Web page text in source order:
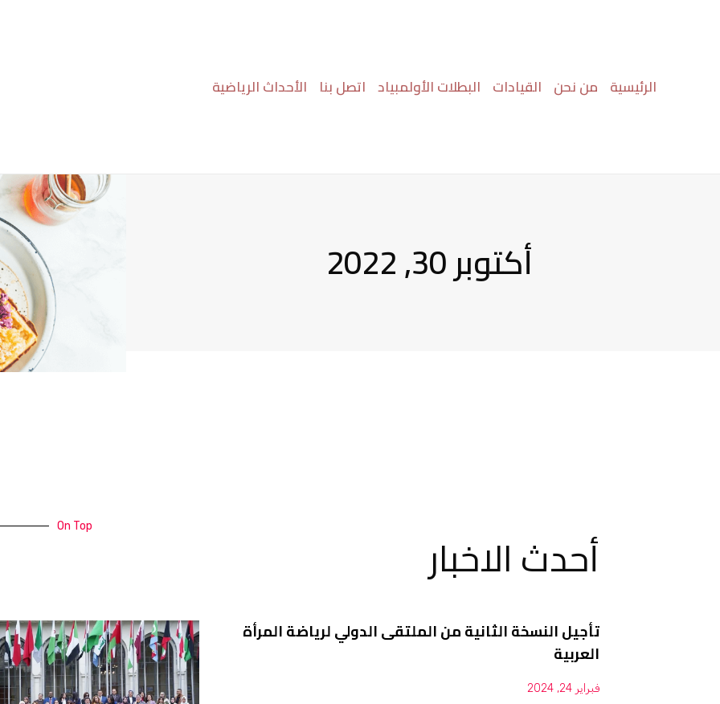
الرئيسية من نحن القيادات البطلات الأولمبياد اتصل بنا الأحداث الرياضية
أكتوبر 30, 2022
On Top أحدث الاخبار
تأجيل النسخة الثانية من الملتقى الدولي لرياضة المرأة
العربية
فبراير 24, 2024